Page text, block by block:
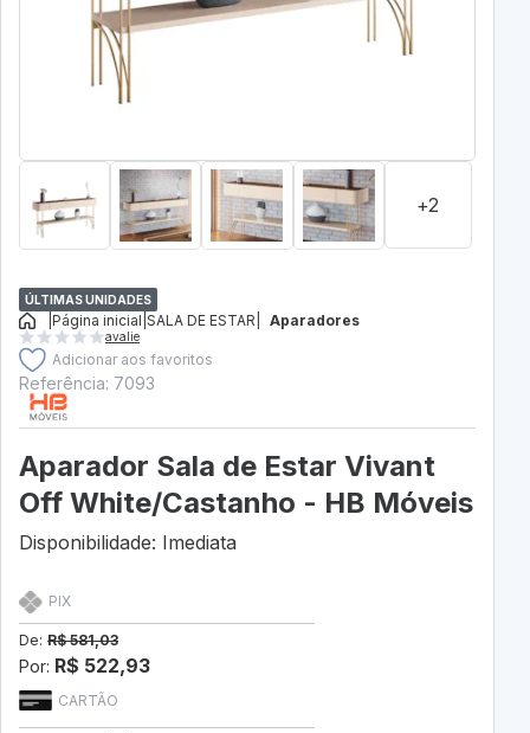
+2
ÚLTIMAS UNIDADES
Página inicial SALA DE ESTAR Aparadores
avalie
Adicionar aos favoritos
Referência: 7093
Aparador Sala de Estar Vivant
Off White/Castanho - HB Móveis
Disponibilidade: Imediata
CARTÃO
PIX
De: R$ 581,03
Por: R$ 522,93